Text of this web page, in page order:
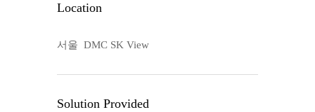
Location
서울 DMC SK View
Solution Provided